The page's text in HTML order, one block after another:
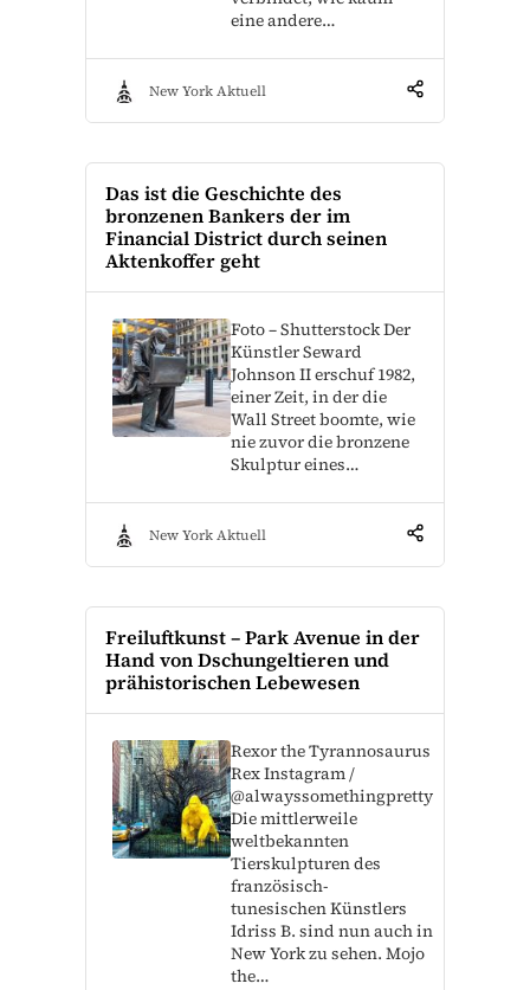
eine andere…
New York Aktuell
Das ist die Geschichte des
bronzenen Bankers der im
Financial District durch seinen
Aktenkoffer geht
Foto – Shutterstock Der
Künstler Seward
Johnson II erschuf 1982,
einer Zeit, in der die
Wall Street boomte, wie
nie zuvor die bronzene
Skulptur eines…
New York Aktuell
Freiluftkunst – Park Avenue in der
Hand von Dschungeltieren und
prähistorischen Lebewesen
Rexor the Tyrannosaurus
Rex Instagram /
@alwayssomethingpretty
Die mittlerweile
weltbekannten
Tierskulpturen des
französisch-
tunesischen Künstlers
Idriss B. sind nun auch in
New York zu sehen. Mojo
the…